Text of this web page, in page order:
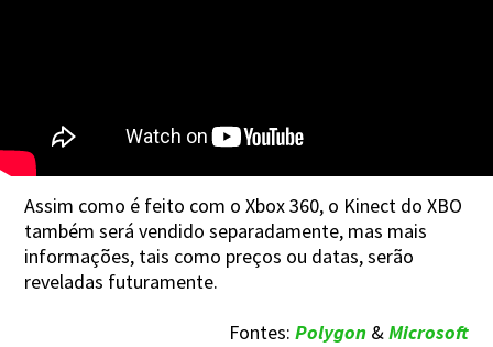
Assim como é feito com o Xbox 360, o Kinect do XBO
também será vendido separadamente, mas mais
informações, tais como preços ou datas, serão
reveladas futuramente.
Fontes: Polygon &Microsoft